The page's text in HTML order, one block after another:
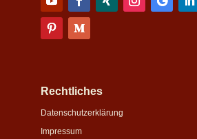
Rechtliches
Datenschutzerklärung
Impressum